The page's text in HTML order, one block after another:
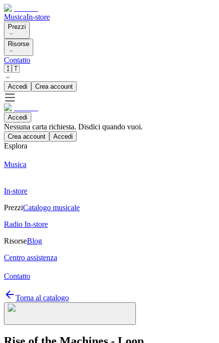
MusicaIn-store
Prezzi
Risorse
Contatto
🇮🇹
Accedi Crea account
Accedi
Nessuna carta richiesta. Disdici quando vuoi.
Crea account Accedi
Esplora
Musica
In-store
PrezziCatalogo musicale
Radio In-store
RisorseBlog
Centro assistenza
Contatto
Torna al catalogo